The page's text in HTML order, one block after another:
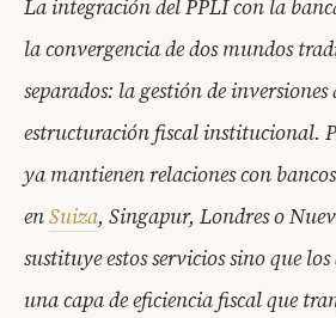
La integración del PPLI con la
la convergencia de dos mundos
separados: la gestión de
estructuración fiscal institucional.
ya mantienen relaciones con
enSuiza, Singapur, Londres o
sustituye estos servicios sino que
una capa de eficiencia fiscal que